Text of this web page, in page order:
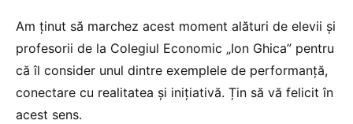
Am ținut să marchez acest moment alături de elevii și
profesorii de la Colegiul Economic „Ion Ghica” pentru
că îl consider unul dintre exemplele de performanță,
conectare cu realitatea și inițiativă. Țin să vă felicit în
acest sens.